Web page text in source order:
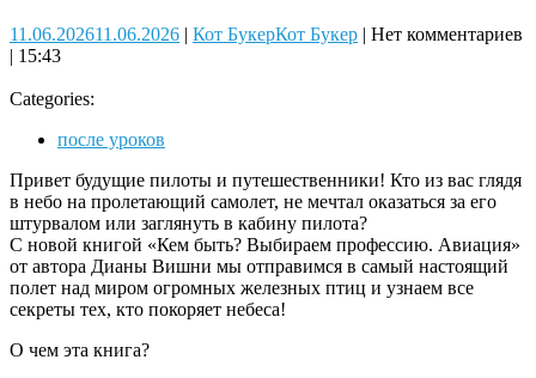
11.06.202611.06.2026 | Кот БукерКот Букер | Нет комментариев
| 15:43
Categories:
после уроков
Привет будущие пилоты и путешественники! Кто из вас глядя
в небо на пролетающий самолет, не мечтал оказаться за его
штурвалом или заглянуть в кабину пилота?
С новой книгой «Кем быть? Выбираем профессию. Авиация»
от автора Дианы Вишни мы отправимся в самый настоящий
полет над миром огромных железных птиц и узнаем все
секреты тех, кто покоряет небеса!
О чем эта книга?